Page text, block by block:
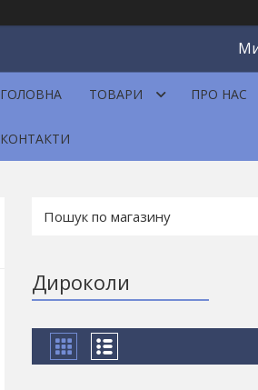
ГОЛОВНА ТОВАРИ ПРО НАС
КОНТАКТИ
Дироколи